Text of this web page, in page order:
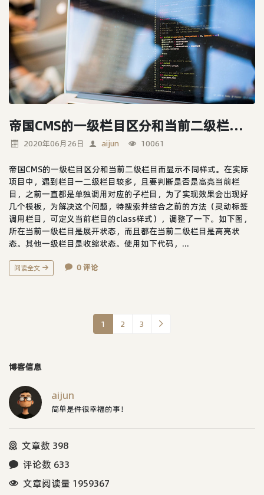
帝国CMS的一级栏目区分和当前二级栏目而显示不同样式
2020年06月26日 aijun 10061
帝国CMS的一级栏目区分和当前二级栏目而显示不同样式。在实际
项目中，遇到栏目一二级栏目较多，且要判断是否是高亮当前栏
目，之前一直都是单独调用对应的子栏目，为了实现效果会出现好
几个模板，为解决这个问题，特搜索并结合之前的方法（灵动标签
调用栏目，可定义当前栏目的class样式），调整了一下。如下图，
所在当前一级栏目是展开状态，而且都在当前二级栏目是高亮状
态。其他一级栏目是收缩状态。使用如下代码，...
阅读全文 0 评论
1 2 3
博客信息
aijun
简单是件很幸福的事！
文章数 398
评论数 633
文章阅读量 1959367